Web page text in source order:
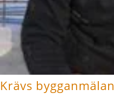
Krävs bygganmälan